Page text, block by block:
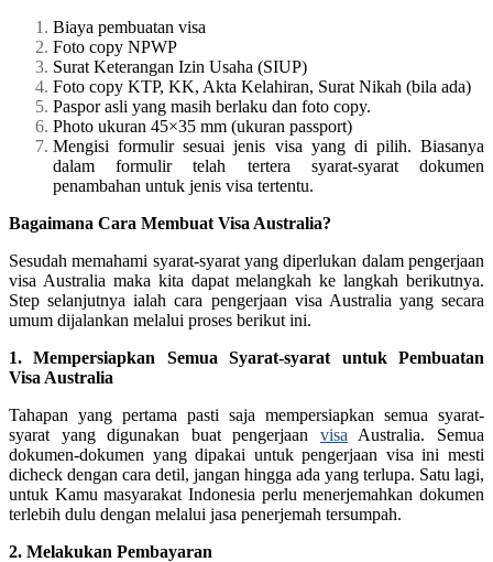
Biaya pembuatan visa
Foto copy NPWP
Surat Keterangan Izin Usaha (SIUP)
Foto copy KTP, KK, Akta Kelahiran, Surat Nikah (bila ada)
Paspor asli yang masih berlaku dan foto copy.
Photo ukuran 45×35 mm (ukuran passport)
Mengisi formulir sesuai jenis visa yang di pilih. Biasanya
dalam formulir telah tertera syarat-syarat dokumen
penambahan untuk jenis visa tertentu.
Bagaimana Cara Membuat Visa Australia?
Sesudah memahami syarat-syarat yang diperlukan dalam pengerjaan
visa Australia maka kita dapat melangkah ke langkah berikutnya.
Step selanjutnya ialah cara pengerjaan visa Australia yang secara
umum dijalankan melalui proses berikut ini.
1. Mempersiapkan Semua Syarat-syarat untuk Pembuatan
Visa Australia
Tahapan yang pertama pasti saja mempersiapkan semua syarat-
syarat yang digunakan buat pengerjaan visa Australia. Semua
dokumen-dokumen yang dipakai untuk pengerjaan visa ini mesti
dicheck dengan cara detil, jangan hingga ada yang terlupa. Satu lagi,
untuk Kamu masyarakat Indonesia perlu menerjemahkan dokumen
terlebih dulu dengan melalui jasa penerjemah tersumpah.
2. Melakukan Pembayaran